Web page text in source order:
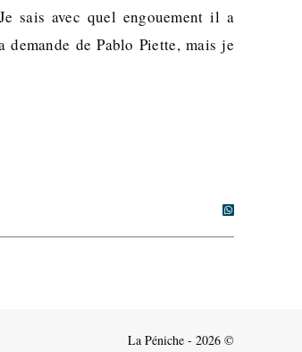
sais avec quel engouement il a
de Pablo Piette, mais je
La Péniche - 2026 ©